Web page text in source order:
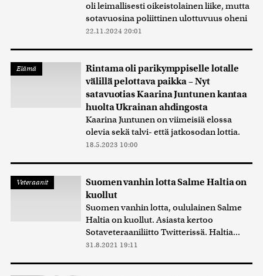
oli leimallisesti oikeistolainen liike, mutta
sotavuosina poliittinen ulottuvuus oheni
22.11.2024 20:01
Elämä
Rintama oli parikymppiselle lotalle
välillä pelottava paikka – Nyt
satavuotias Kaarina Juntunen kantaa
huolta Ukrainan ahdingosta
Kaarina Juntunen on viimeisiä elossa
olevia sekä talvi- että jatkosodan lottia.
18.5.2023 10:00
Veteraanit
Suomen vanhin lotta Salme Haltia on
kuollut
Suomen vanhin lotta, oululainen Salme
Haltia on kuollut. Asiasta kertoo
Sotaveteraaniliitto Twitterissä. Haltia...
31.8.2021 19:11